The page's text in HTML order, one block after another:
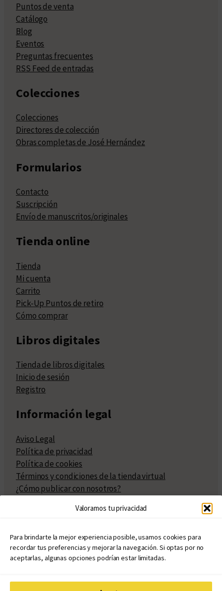
Valoramos tu privacidad
Para brindarte la mejor experiencia posible, usamos cookies para
recordar tus preferencias y mejorar la navegación. Si optas por no
aceptarlas, algunas opciones podrían estar limitadas.
Puntos de venta
Catálogo
Blog
Eventos
Preguntas frecuentes
RSS Feed de entradas
Colecciones
Colecciones
Directores de colección
Obras completas de José Hernández
Formularios
Contacto
Suscripción
Envío de manuscritos/originales
Tienda online
Tienda
Mi cuenta
Carrito
Pick-Up Puntos de retiro
Cómo comprar
Libros digitales
Tienda de libros digitales
Inicio de sesión
Registro
Información legal
Aviso Legal
Política de privacidad
Política de cookies
Términos y condiciones de la tienda virtual
¿Cómo publicar con nosotros?
Políticas de publicación
Políticas de coedición
Atribuciones